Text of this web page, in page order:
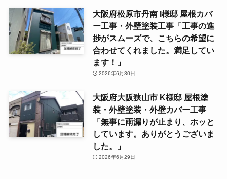
大阪府松原市丹南 I様邸 屋根カバ
ー工事・外壁塗装工事「工事の進
捗がスムーズで、こちらの希望に
合わせてくれました。満足してい
ます！」
2026年6月30日
大阪府大阪狭山市 K様邸 屋根塗
装・外壁塗装・外壁カバー工事
「無事に雨漏りが止まり、ホッと
しています。ありがとうございま
した。」
2026年6月29日